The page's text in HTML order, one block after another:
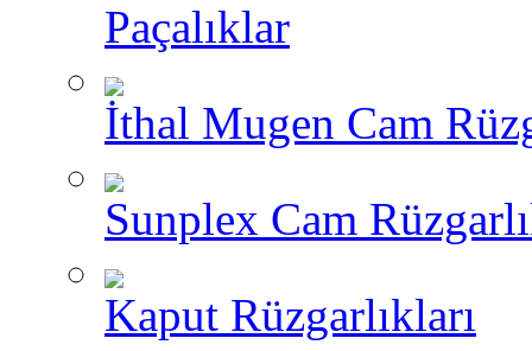
Paçalıklar
İthal Mugen Cam
Sunplex Cam
Kaput Rüzgarlıkları